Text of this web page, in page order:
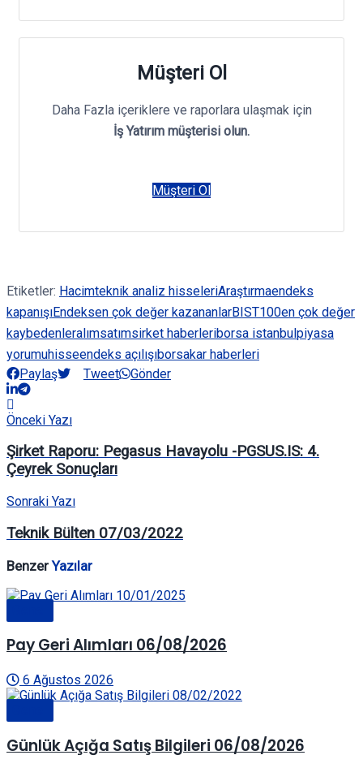
Müşteri Ol
Daha Fazla içeriklere ve raporlara ulaşmak için
İş Yatırım müşterisi olun.
Müşteri Ol
Etiketler: Hacimteknik analiz hisseleriAraştırmaendeks
kapanışıEndeksen çok değer kazananlarBIST100en çok değer
kaybedenleralımsatımsirket haberleriborsa istanbulpiyasa
yorumuhisseendeks açılışıborsakar haberleri
Paylaş
Tweet Gönder
Önceki Yazı
Şirket Raporu: Pegasus Havayolu -PGSUS.IS: 4.
Çeyrek Sonuçları
Sonraki Yazı
Teknik Bülten 07/03/2022
BenzerYazılar
Pay Geri Alımları 06/08/2026
6 Ağustos 2026
Günlük Açığa Satış Bilgileri 06/08/2026